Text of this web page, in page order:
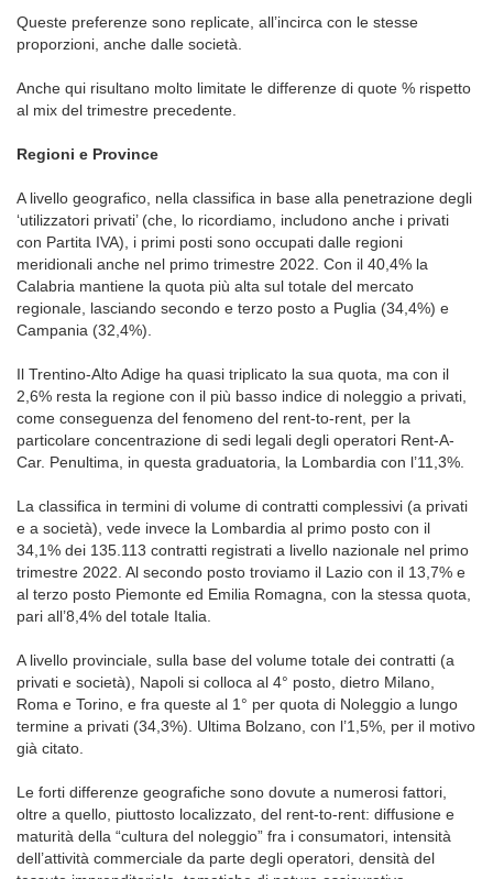
Queste preferenze sono replicate, all’incirca con le stesse
proporzioni, anche dalle società.
Anche qui risultano molto limitate le differenze di quote % rispetto
al mix del trimestre precedente.
Regioni e Province
A livello geografico, nella classifica in base alla penetrazione degli
‘utilizzatori privati’ (che, lo ricordiamo, includono anche i privati
con Partita IVA), i primi posti sono occupati dalle regioni
meridionali anche nel primo trimestre 2022. Con il 40,4% la
Calabria mantiene la quota più alta sul totale del mercato
regionale, lasciando secondo e terzo posto a Puglia (34,4%) e
Campania (32,4%).
Il Trentino-Alto Adige ha quasi triplicato la sua quota, ma con il
2,6% resta la regione con il più basso indice di noleggio a privati,
come conseguenza del fenomeno del rent-to-rent, per la
particolare concentrazione di sedi legali degli operatori Rent-A-
Car. Penultima, in questa graduatoria, la Lombardia con l’11,3%.
La classifica in termini di volume di contratti complessivi (a privati
e a società), vede invece la Lombardia al primo posto con il
34,1% dei 135.113 contratti registrati a livello nazionale nel primo
trimestre 2022. Al secondo posto troviamo il Lazio con il 13,7% e
al terzo posto Piemonte ed Emilia Romagna, con la stessa quota,
pari all’8,4% del totale Italia.
A livello provinciale, sulla base del volume totale dei contratti (a
privati e società), Napoli si colloca al 4° posto, dietro Milano,
Roma e Torino, e fra queste al 1° per quota di Noleggio a lungo
termine a privati (34,3%). Ultima Bolzano, con l’1,5%, per il motivo
già citato.
Le forti differenze geografiche sono dovute a numerosi fattori,
oltre a quello, piuttosto localizzato, del rent-to-rent: diffusione e
maturità della “cultura del noleggio” fra i consumatori, intensità
dell’attività commerciale da parte degli operatori, densità del